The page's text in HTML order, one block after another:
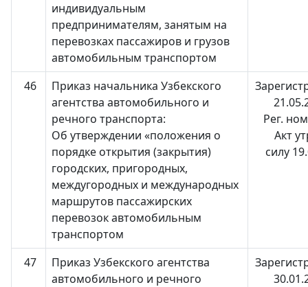
индивидуальным
предпринимателям, занятым на
перевозках пассажиров и грузов
автомобильным транспортом
46
Приказ начальника Узбекского
агентства автомобильного и
речного транспорта:
Об утверждении «положения о
порядке открытия (закрытия)
городских, пригородных,
междугородных и международных
маршрутов пассажирских
перевозок автомобильным
транспортом
Рег.
Акт
силу
47
Приказ Узбекского агентства
автомобильного и речного